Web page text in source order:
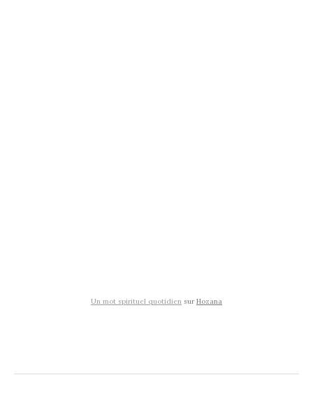
Un mot spirituel quotidien surHozana